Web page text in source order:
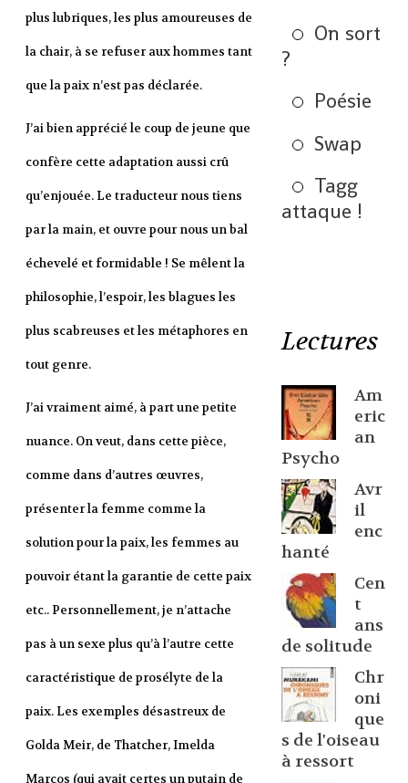
plus lubriques, les plus amoureuses de
la chair, à se refuser aux hommes tant
que la paix n’est pas déclarée.
J’ai bien apprécié le coup de jeune que
confère cette adaptation aussi crû
qu’enjouée. Le traducteur nous tiens
par la main, et ouvre pour nous un bal
échevelé et formidable ! Se mêlent la
philosophie, l’espoir, les blagues les
plus scabreuses et les métaphores en
tout genre.
J’ai vraiment aimé, à part une petite
nuance. On veut, dans cette pièce,
comme dans d’autres œuvres,
présenter la femme comme la
solution pour la paix, les femmes au
pouvoir étant la garantie de cette paix
etc.. Personnellement, je n’attache
pas à un sexe plus qu’à l’autre cette
caractéristique de prosélyte de la
paix. Les exemples désastreux de
Golda Meir, de Thatcher, Imelda
Marcos (qui avait certes un putain de
On sort
?
Poésie
Swap
Tagg
attaque !
Lectures
Am
eric
an
Psycho
Avr
il
enc
hanté
Cen
t
ans
de solitude
Chr
oni
que
s de l'oiseau
à ressort